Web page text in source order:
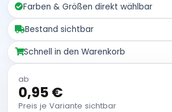
Farben & Größen direkt wählbar
Bestand sichtbar
Schnell in den Warenkorb
ab
0,95 €
Preis je Variante sichtbar